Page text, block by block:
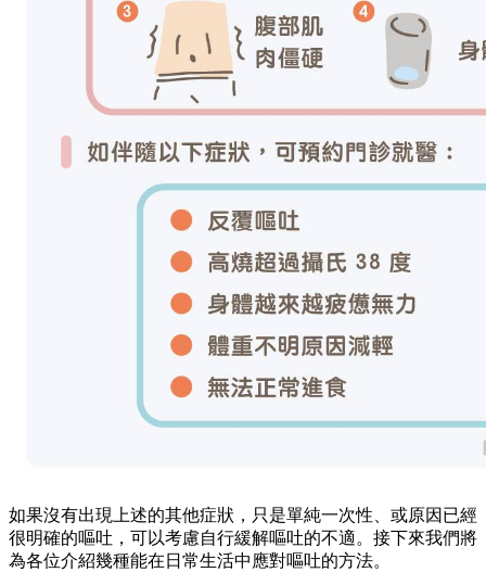
如果沒有出現上述的其他症狀，只是單純一次性、或原因已經
很明確的嘔吐，可以考慮自行緩解嘔吐的不適。接下來我們將
為各位介紹幾種能在日常生活中應對嘔吐的方法。